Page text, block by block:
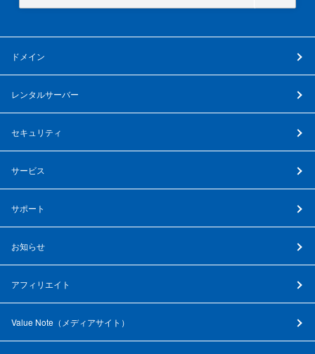
ドメイン
レンタルサーバー
セキュリティ
サービス
サポート
お知らせ
アフィリエイト
Value Note（ メディアサイト ）